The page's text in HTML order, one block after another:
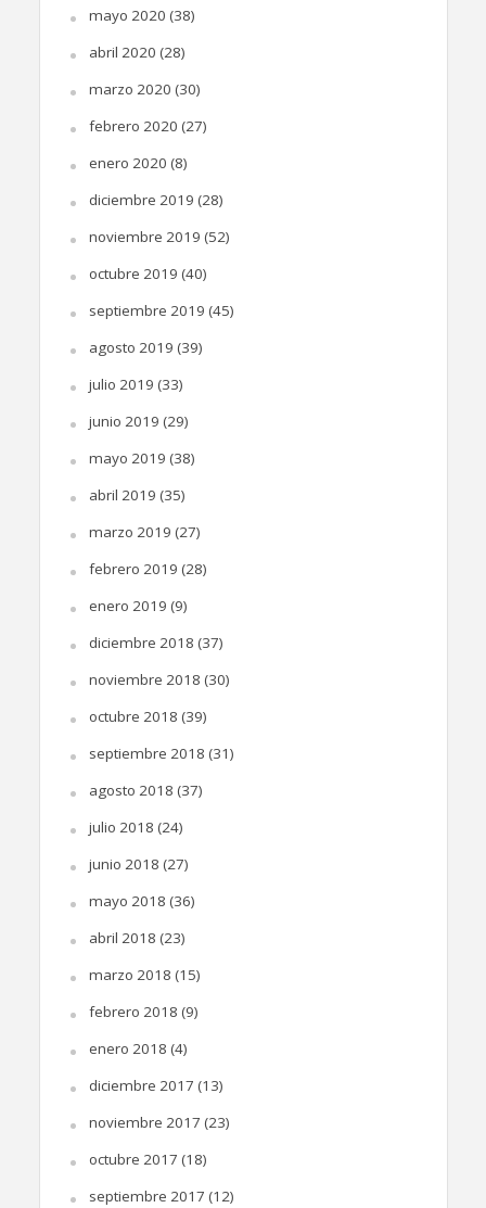
mayo 2020 (38)
abril 2020 (28)
marzo 2020 (30)
febrero 2020 (27)
enero 2020 (8)
diciembre 2019 (28)
noviembre 2019 (52)
octubre 2019 (40)
septiembre 2019 (45)
agosto 2019 (39)
julio 2019 (33)
junio 2019 (29)
mayo 2019 (38)
abril 2019 (35)
marzo 2019 (27)
febrero 2019 (28)
enero 2019 (9)
diciembre 2018 (37)
noviembre 2018 (30)
octubre 2018 (39)
septiembre 2018 (31)
agosto 2018 (37)
julio 2018 (24)
junio 2018 (27)
mayo 2018 (36)
abril 2018 (23)
marzo 2018 (15)
febrero 2018 (9)
enero 2018 (4)
diciembre 2017 (13)
noviembre 2017 (23)
octubre 2017 (18)
septiembre 2017 (12)